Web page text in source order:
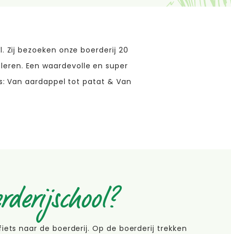
Zij bezoeken onze boerderij 20
Een waardevolle en super
Van aardappel tot patat & Van
naar de boerderij. Op de boerderij trekken